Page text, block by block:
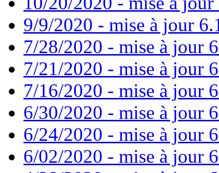
9/9/2020 - mise à jour
7/28/2020 - mise à jour
7/21/2020 - mise à jour
7/16/2020 - mise à jour
6/30/2020 - mise à jour
6/24/2020 - mise à jour
6/02/2020 - mise à jour